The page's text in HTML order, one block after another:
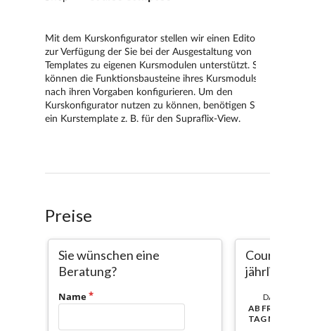
Preise
Sie wünschen eine
Beratung?
Name
Course-
jährlich pro
DAUER:
AB
TAG NUTZBAR